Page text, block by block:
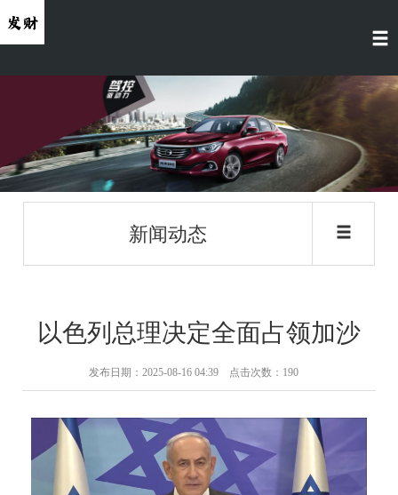
新闻动态
以色列总理决定全面占领加沙
发布日期：2025-08-16 04:39 点击次数：190